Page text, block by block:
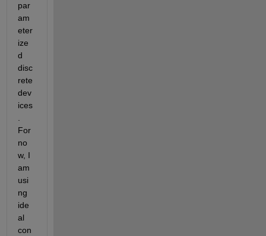
par
am
eter
ize
d
disc
rete
dev
ices
For
no
w, I
am
usi
ng
ide
al
con